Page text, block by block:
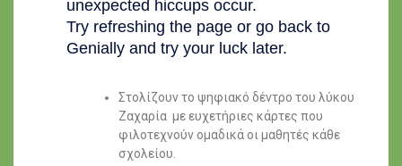
Στολίζουν το ψηφιακό δέντρο του λύκου
Ζαχαρία με ευχετήριες κάρτες που
φιλοτεχνούν ομαδικά οι μαθητές κάθε
σχολείου.